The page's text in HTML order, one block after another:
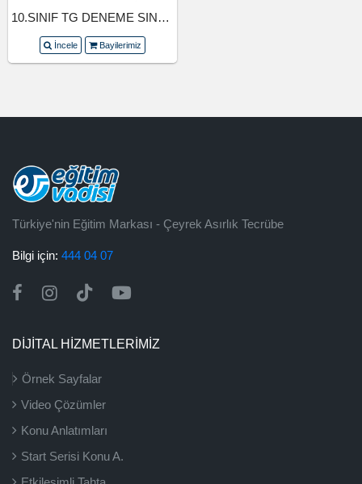
10.SINIF TG DENEME SINAVI 1.SAYI
İncele Bayilerimiz
Türkiye'nin Eğitim Markası - Çeyrek Asırlık Tecrübe
Bilgi için: 444 04 07
DİJİTAL HİZMETLERİMİZ
Örnek Sayfalar
Video Çözümler
Konu Anlatımları
Start Serisi Konu A.